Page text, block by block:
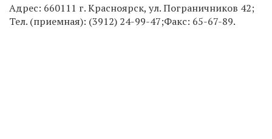
Адрес: 660111 г. Красноярск, ул. Пограничников 42;
Тел. (приемная): (3912) 24-99-47;Факс: 65-67-89.